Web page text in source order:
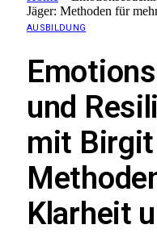
Jäger: Methoden für
AUSBILDUNG
und
mit
Klarheit